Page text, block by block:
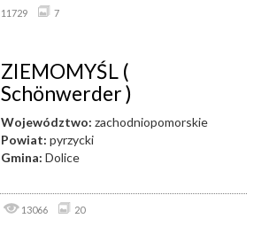
11729 7
ZIEMOMYŚL (
Schönwerder )
Województwo: zachodniopomorskie
Powiat: pyrzycki
Gmina: Dolice
13066 20